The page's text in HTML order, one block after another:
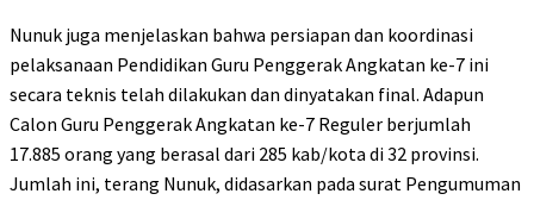
Nunuk juga menjelaskan bahwa persiapan dan koordinasi
pelaksanaan Pendidikan Guru Penggerak Angkatan ke-7 ini
secara teknis telah dilakukan dan dinyatakan final. Adapun
Calon Guru Penggerak Angkatan ke-7 Reguler berjumlah
17.885 orang yang berasal dari 285 kab/kota di 32 provinsi.
Jumlah ini, terang Nunuk, didasarkan pada surat Pengumuman